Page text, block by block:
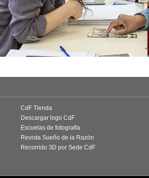
CdF Tienda
Descargar logo CdF
Escuelas de fotografía
Revista Sueño de la Razón
Recorrido 3D por Sede CdF